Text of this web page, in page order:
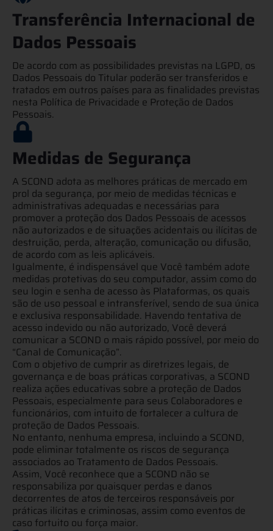
Transferência Internacional de
Dados Pessoais
De acordo com as possibilidades previstas na LGPD, os
Dados Pessoais do Titular poderão ser transferidos e
tratados em outros países para as finalidades previstas
nesta Política de Privacidade e Proteção de Dados
Pessoais.
Medidas de Segurança
A SCOND adota as melhores práticas de mercado em
prol da segurança, por meio de medidas técnicas e
administrativas adequadas e necessárias para
promover a proteção dos Dados Pessoais de acessos
não autorizados e de situações acidentais ou ilícitas de
destruição, perda, alteração, comunicação ou difusão,
de acordo com as leis aplicáveis.
Igualmente, é indispensável que Você também adote
medidas protetivas do seu computador, assim como do
seu login e senha de acesso às Plataformas, os quais
são de uso pessoal e intransferível, sendo de sua única
e exclusiva responsabilidade. Havendo tentativa de
acesso indevido ou não autorizado, Você deverá
comunicar a SCOND o mais rápido possível, por meio do
“Canal de Comunicação”.
Com o objetivo de cumprir as diretrizes legais, de
governança e de boas práticas corporativas, a SCOND
realiza ações educativas sobre a proteção de Dados
Pessoais, especialmente para seus Colaboradores e
funcionários, com intuito de fortalecer a cultura de
proteção de Dados Pessoais.
No entanto, nenhuma empresa, incluindo a SCOND,
pode eliminar totalmente os riscos de segurança
associados ao Tratamento de Dados Pessoais.
Assim, Você reconhece que a SCOND não se
responsabiliza por quaisquer perdas e danos
decorrentes de atos de terceiros responsáveis por
práticas ilícitas e criminosas, assim como eventos de
caso fortuito ou força maior.